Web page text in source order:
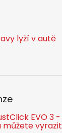
lyží v autě
EVO 3 -
vyrazit